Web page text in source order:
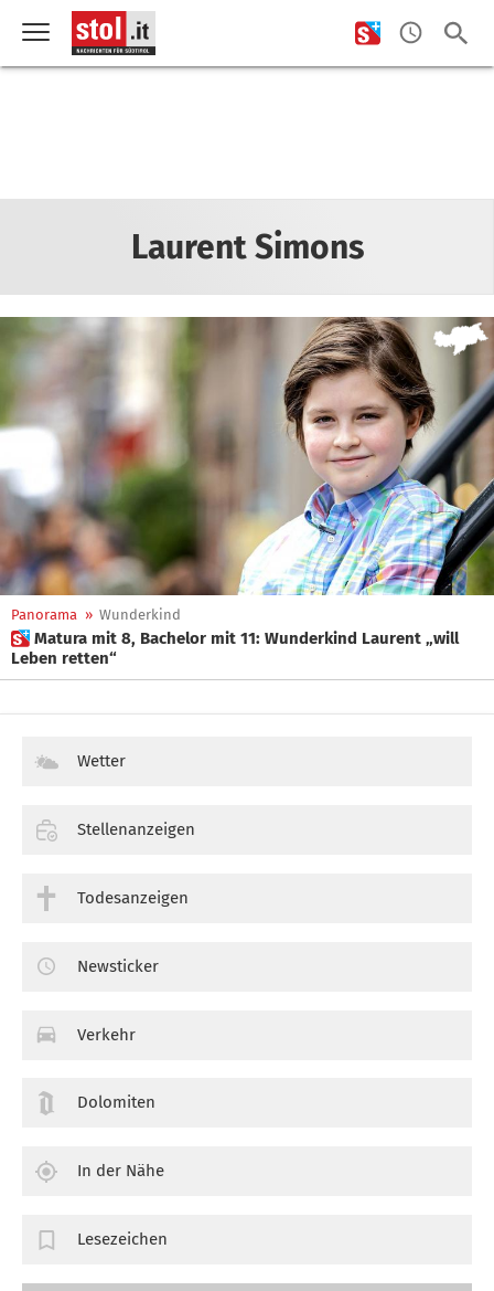
Laurent Simons
Panorama » Wunderkind
 Matura mit 8, Bachelor mit 11: Wunderkind Laurent „will
Leben retten“
Wetter
Stellenanzeigen
Todesanzeigen
Newsticker
Verkehr
Dolomiten
In der Nähe
Lesezeichen